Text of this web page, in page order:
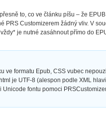
to, co ve článku píšu – že
PRS Customizerem žádný vliv. V
je nutné zasáhnout přímo do
ve formatu Epub, CSS vubec
je UTF-8 (alespon podle XML
Unicode fontu pomoci